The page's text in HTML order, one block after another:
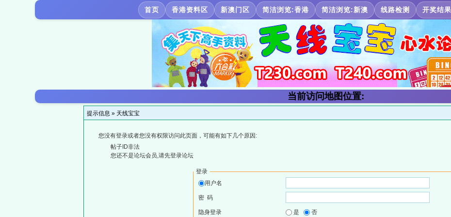
首页 香港资料区 新澳门区 简洁浏览:香港 简洁浏览:新澳 线路检测 开奖结果
当前访问地图位置:
提示信息 » 天线宝宝
您没有登录或者您没有权限访问此页面，可能有如下几个原因:
帖子ID非法
您还不是论坛会员,请先登录论坛
登录
用户名
密 码
隐身登录 是 否